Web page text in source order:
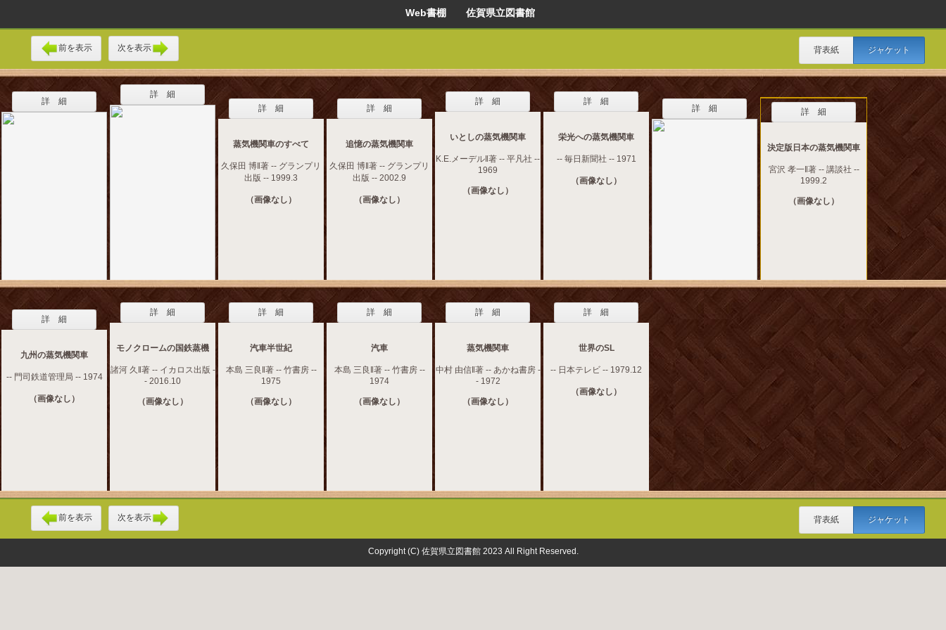
Web書棚 佐賀県立図書館
前を表示 次を表示 背表紙 ジャケット
詳 細
詳 細
詳 細
蒸気機関車のすべて
久保田 博‖著 -- グランプリ
出版 -- 1999.3
（画像なし）
詳 細
追憶の蒸気機関車
久保田 博‖著 -- グランプリ
出版 -- 2002.9
（画像なし）
詳 細
いとしの蒸気機関車
K.E.メーデル‖著 -- 平凡社 --
1969
（画像なし）
詳 細
栄光への蒸気機関車
-- 毎日新聞社 -- 1971
（画像なし）
詳 細 詳 細
決定版日本の蒸気機関車
宮沢 孝一‖著 -- 講談社 --
1999.2
（画像なし）
詳 細
九州の蒸気機関車
-- 門司鉄道管理局 -- 1974
（画像なし）
詳 細
モノクロームの国鉄蒸機
諸河 久‖著 -- イカロス出版 -
- 2016.10
（画像なし）
詳 細
汽車半世紀
本島 三良‖著 -- 竹書房 --
1975
（画像なし）
詳 細
汽車
本島 三良‖著 -- 竹書房 --
1974
（画像なし）
詳 細
蒸気機関車
中村 由信‖著 -- あかね書房 -
- 1972
（画像なし）
詳 細
世界のSL
-- 日本テレビ -- 1979.12
（画像なし）
前を表示 次を表示 背表紙 ジャケット
Copyright (C) 佐賀県立図書館 2023 All Right Reserved.